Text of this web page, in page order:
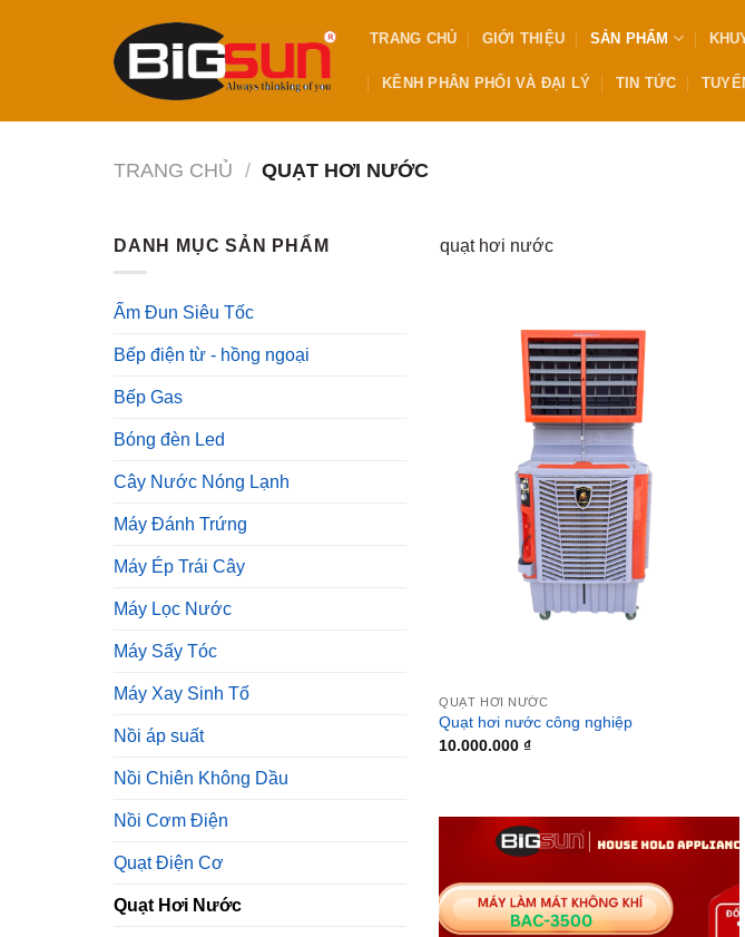
TRANG CHỦ GIỚI THIỆU SẢN PHẨM
KÊNH PHÂN PHỐI VÀ ĐẠI LÝ TIN TỨC
TRANG CHỦ / QUẠT HƠI NƯỚC
DANH MỤC SẢN PHẨM
Ấm Đun Siêu Tốc
Bếp điện từ - hồng ngoại
Bếp Gas
Bóng đèn Led
Cây Nước Nóng Lạnh
Máy Đánh Trứng
Máy Ép Trái Cây
Máy Lọc Nước
Máy Sấy Tóc
Máy Xay Sinh Tố
Nồi áp suất
Nồi Chiên Không Dầu
Nồi Cơm Điện
Quạt Điện Cơ
Quạt Hơi Nước
quạt hơi nước
QUẠT HƠI NƯỚC
Quạt hơi nước công nghiệp
10.000.000₫